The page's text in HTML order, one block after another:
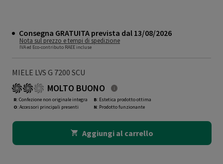
Consegna GRATUITA prevista dal 13/08/2026
Nota sul prezzo e tempi di spedizione
IVA ed Eco-contributo RAEE incluse
MIELE LVS G 7200 SCU
MOLTO BUONO
R: Confezione non originale integra
O: Accessori principali presenti
B: Estetica prodotto ottima
N: Prodotto funzionante
Aggiungi al carrello